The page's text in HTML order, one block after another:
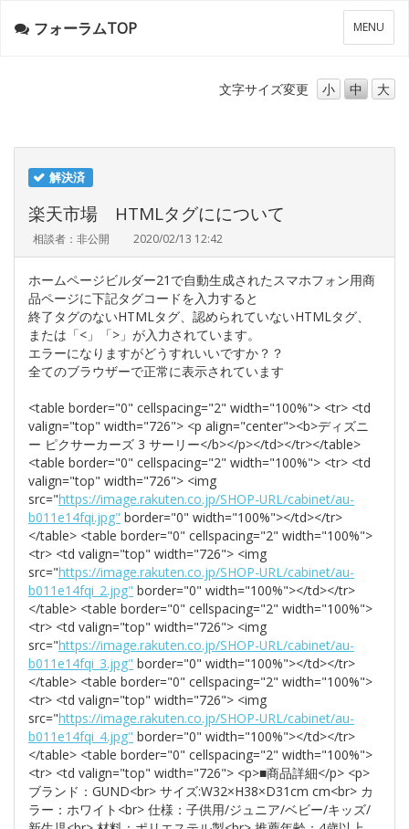
メ
ニ
ー
MENU
フォーラムTOP
文字サイズ変更 小 中 大
解決済
楽天市場 HTMLタグにについて
相談者：非公開 2020/02/13 12:42
ホームページビルダー21で自動生成されたスマホフォン用商
品ページに下記タグコードを入力すると
終了タグのないHTMLタグ、認められていないHTMLタグ、
または「<」「>」が入力されています。
エラーになりますがどうすれいいですか？？
全てのブラウザーで正常に表示されています
<table border="0" cellspacing="2" width="100%"> <tr> <td
valign="top" width="726"> <p align="center"><b>ディズニ
ー ピクサーカーズ 3 サーリー</b></p></td></tr></table>
<table border="0" cellspacing="2" width="100%"> <tr> <td
valign="top" width="726"> <img
src="https://image.rakuten.co.jp/SHOP-URL/cabinet/au-
b011e14fqi.jpg" border="0" width="100%"></td></tr>
</table> <table border="0" cellspacing="2" width="100%">
<tr> <td valign="top" width="726"> <img
src="https://image.rakuten.co.jp/SHOP-URL/cabinet/au-
b011e14fqi_2.jpg" border="0" width="100%"></td></tr>
</table> <table border="0" cellspacing="2" width="100%">
<tr> <td valign="top" width="726"> <img
src="https://image.rakuten.co.jp/SHOP-URL/cabinet/au-
b011e14fqi_3.jpg" border="0" width="100%"></td></tr>
</table> <table border="0" cellspacing="2" width="100%">
<tr> <td valign="top" width="726"> <img
src="https://image.rakuten.co.jp/SHOP-URL/cabinet/au-
b011e14fqi_4.jpg" border="0" width="100%"></td></tr>
</table> <table border="0" cellspacing="2" width="100%">
<tr> <td valign="top" width="726"> <p>■商品詳細</p> <p>
ブランド：GUND<br> サイズ:W32×H38×D31cm cm<br> カ
ラー：ホワイト<br> 仕様：子供用/ジュニア/ベビー/キッズ/